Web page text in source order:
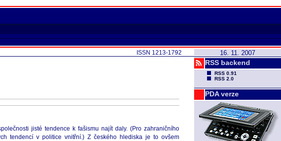
16. 11. 2007
RSS backend
RSS 0.91
RSS 2.0
PDA verze
ISSN 1213-1792
jisté tendence k fašismu najít daly. (Pro zahraničního
tendencí v politice vnitřní.) Z českého hlediska je to ovšem